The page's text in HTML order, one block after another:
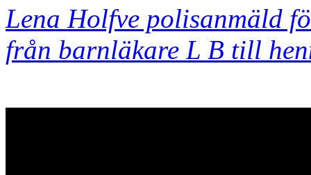
Lena Holfve polisanmäld
från barnläkare L B till